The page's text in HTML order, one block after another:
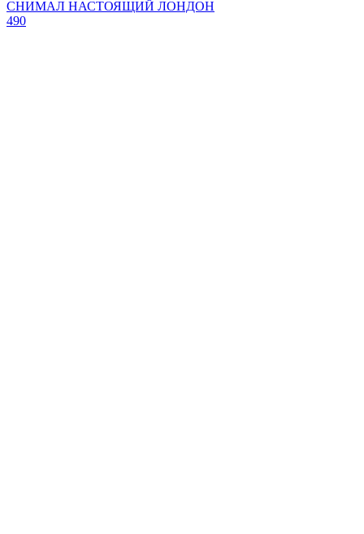
СНИМАЛ НАСТОЯЩИЙ ЛОНДОН
490